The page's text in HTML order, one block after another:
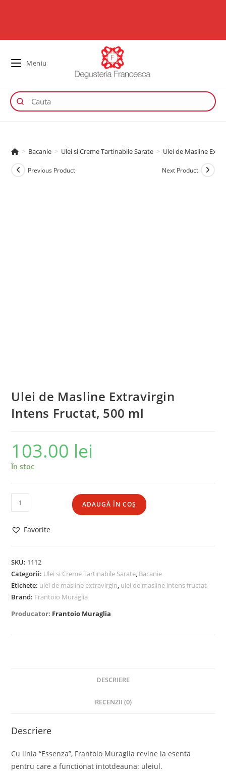
Meniu
> Bacanie > Ulei si Creme Tartinabile Sarate > Ulei de Masline
Previous Product Next Product
Ulei de Masline Extravirgin
Intens Fructat, 500 ml
103.00 lei
În stoc
ADAUGĂ ÎN COȘ
Favorite
SKU: 1112
Categorii: Ulei si Creme Tartinabile Sarate, Bacanie
Etichete: ulei de masline extravirgin, ulei de masline intens fructat
Brand: Frantoio Muraglia
Producator: Frantoio Muraglia
DESCRIERE
RECENZII (0)
Descriere
Cu linia “Essenza”, Frantoio Muraglia revine la esenta
pentru care a functionat intotdeauna: uleiul.